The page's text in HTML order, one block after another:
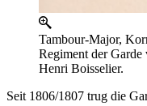
Tambour-Major,
Regiment der
Henri Boisselier.
Seit 1806/1807 trug die